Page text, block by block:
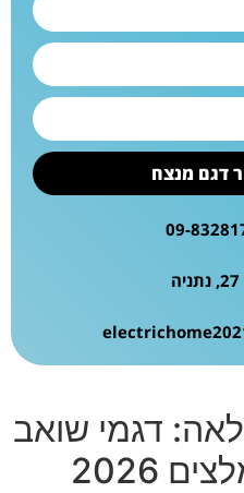
דגם מנצח
דגמי שואב
2026